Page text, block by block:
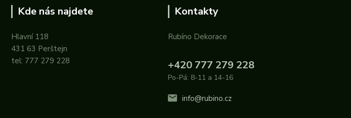
Kde nás najdete
Hlavní 118
431 63 Perštejn
tel: 777 279 228
Kontakty
Rubíno Dekorace
+420 777 279 228
Po-Pá: 8-11 a 14-16
info@rubino.cz